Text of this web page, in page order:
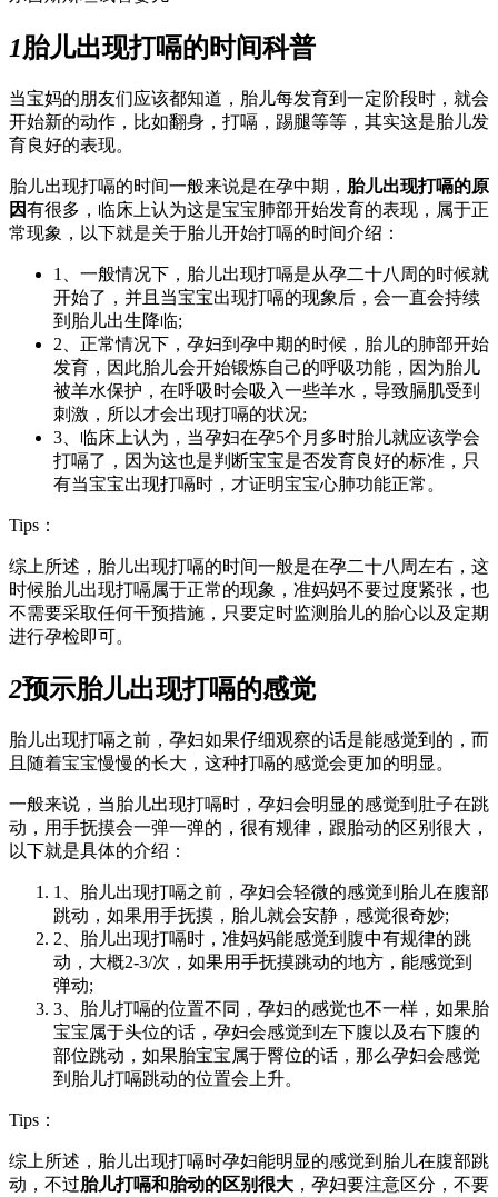
1胎儿出现打嗝的时间科普
当宝妈的朋友们应该都知道，胎儿每发育到一定阶段时，就会
开始新的动作，比如翻身，打嗝，踢腿等等，其实这是胎儿发
育良好的表现。
胎儿出现打嗝的时间一般来说是在孕中期， 胎儿出现打嗝的原
因有很多，临床上认为这是宝宝肺部开始发育的表现，属于正
常现象，以下就是关于胎儿开始打嗝的时间介绍：
1、一般情况下，胎儿出现打嗝是从孕二十八周的时候就
开始了，并且当宝宝出现打嗝的现象后，会一直会持续
到胎儿出生降临;
2、正常情况下，孕妇到孕中期的时候，胎儿的肺部开始
发育，因此胎儿会开始锻炼自己的呼吸功能，因为胎儿
被羊水保护，在呼吸时会吸入一些羊水，导致膈肌受到
刺激，所以才会出现打嗝的状况;
3、临床上认为，当孕妇在孕5个月多时胎儿就应该学会
打嗝了，因为这也是判断宝宝是否发育良好的标准，只
有当宝宝出现打嗝时，才证明宝宝心肺功能正常。
Tips：
综上所述，胎儿出现打嗝的时间一般是在孕二十八周左右，这
时候胎儿出现打嗝属于正常的现象，准妈妈不要过度紧张，也
不需要采取任何干预措施，只要定时监测胎儿的胎心以及定期
进行孕检即可。
2预示胎儿出现打嗝的感觉
胎儿出现打嗝之前，孕妇如果仔细观察的话是能感觉到的，而
且随着宝宝慢慢的长大，这种打嗝的感觉会更加的明显。
一般来说，当胎儿出现打嗝时，孕妇会明显的感觉到肚子在跳
动，用手抚摸会一弹一弹的，很有规律，跟胎动的区别很大，
以下就是具体的介绍：
1、胎儿出现打嗝之前，孕妇会轻微的感觉到胎儿在腹部
跳动，如果用手抚摸，胎儿就会安静，感觉很奇妙;
2、胎儿出现打嗝时，准妈妈能感觉到腹中有规律的跳
动，大概2-3/次，如果用手抚摸跳动的地方，能感觉到
弹动;
3、胎儿打嗝的位置不同，孕妇的感觉也不一样，如果胎
宝宝属于头位的话，孕妇会感觉到左下腹以及右下腹的
部位跳动，如果胎宝宝属于臀位的话，那么孕妇会感觉
到胎儿打嗝跳动的位置会上升。
Tips：
综上所述，胎儿出现打嗝时孕妇能明显的感觉到胎儿在腹部跳
动，不过胎儿打嗝和胎动的区别很大 ，孕妇要注意区分，不要